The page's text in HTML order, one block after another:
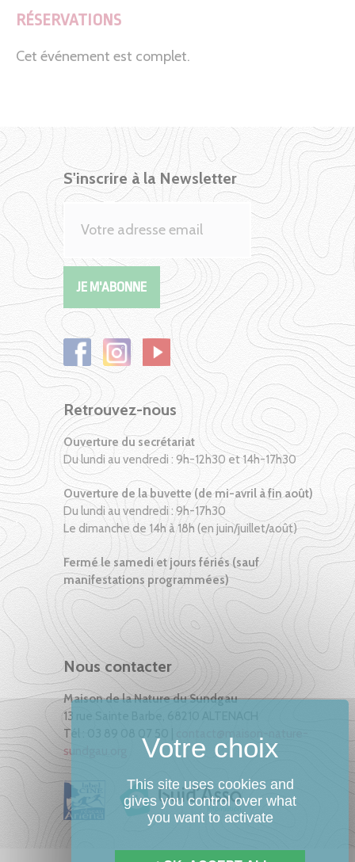
RÉSERVATIONS
Cet événement est complet.
S'inscrire à la Newsletter
Retrouvez-nous
Ouverture du secrétariat
Du lundi au vendredi : 9h-12h30 et 14h-17h30
Ouverture de la buvette (de mi-avril à fin août)
Du lundi au vendredi : 9h-17h30
Le dimanche de 14h à 18h (en juin/juillet/août)
Fermé le samedi et jours fériés (sauf
manifestations programmées)
Nous contacter
Maison de la Nature du Sundgau
13 rue Sainte Barbe, 68210 ALTENACH
Tél : 03 89 08 07 50 |
sundgau.org
This site uses cookies and
gives you control over what
you want to activate